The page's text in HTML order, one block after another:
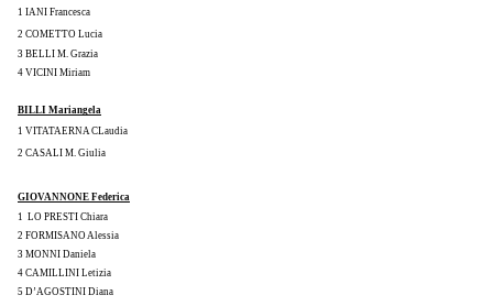
1 IANI Francesca
2 COMETTO Lucia
3 BELLI M. Grazia
4 VICINI Miriam
BILLI Mariangela
1 VITATAERNA CLaudia
2 CASALI M. Giulia
GIOVANNONE Federica
1  LO PRESTI Chiara
2 FORMISANO Alessia
3 MONNI Daniela
4 CAMILLINI Letizia
5 D’AGOSTINI Diana